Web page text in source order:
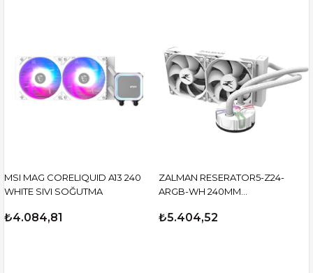
MSI MAG CORELIQUID A13 240
WHITE SIVI SOĞUTMA
₺4.084,81
ZALMAN RESERATOR5-Z24-
ARGB-WH 240MM
SOĞUTMA
₺5.404,52